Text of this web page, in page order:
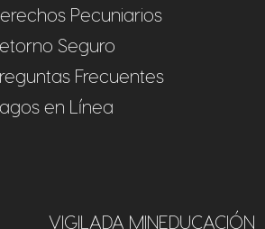
Pecuniarios
Seguro
Frecuentes
en Línea
VIGILADA MINEDUCACIÓN